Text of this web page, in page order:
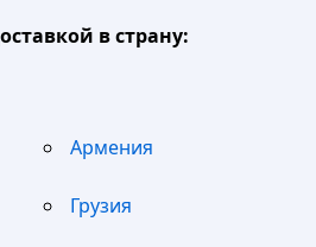
в страну:
Армения
Грузия